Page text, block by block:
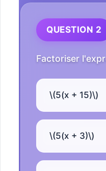
QUESTION 2
Factoriser
\(5(x + 15)\)
\(5(x + 3)\)